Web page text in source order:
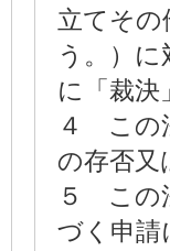
立てその
う。）
に「裁
４ この
の存否又
５ この
づく申請